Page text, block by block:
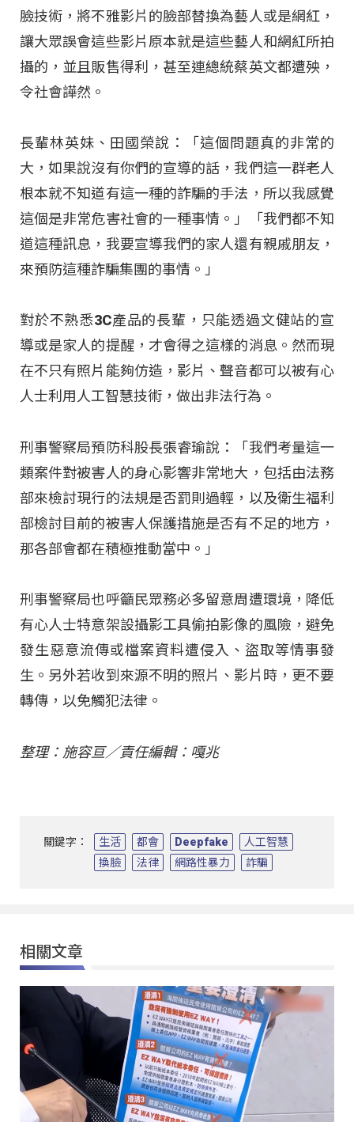
臉技術，將不雅影片的臉部替換為藝人或是網紅，
讓大眾誤會這些影片原本就是這些藝人和網紅所拍
攝的，並且販售得利，甚至連總統蔡英文都遭殃，
令社會譁然。
長輩林英妹、田國榮說：「這個問題真的非常的
大，如果說沒有你們的宣導的話，我們這一群老人
根本就不知道有這一種的詐騙的手法，所以我感覺
這個是非常危害社會的一種事情。」「我們都不知
道這種訊息，我要宣導我們的家人還有親戚朋友，
來預防這種詐騙集團的事情。」
對於不熟悉3C產品的長輩，只能透過文健站的宣
導或是家人的提醒，才會得之這樣的消息。然而現
在不只有照片能夠仿造，影片、聲音都可以被有心
人士利用人工智慧技術，做出非法行為。
刑事警察局預防科股長張睿瑜說：「我們考量這一
類案件對被害人的身心影響非常地大，包括由法務
部來檢討現行的法規是否罰則過輕，以及衛生福利
部檢討目前的被害人保護措施是否有不足的地方，
那各部會都在積極推動當中。」
刑事警察局也呼籲民眾務必多留意周遭環境，降低
有心人士特意架設攝影工具偷拍影像的風險，避免
發生惡意流傳或檔案資料遭侵入、盜取等情事發
生。另外若收到來源不明的照片、影片時，更不要
轉傳，以免觸犯法律。
整理：施容亘／責任編輯：嘎兆
關鍵字： 生活 都會 Deepfake
人工智慧
換臉
法律 網路性暴力 詐騙
相關文章